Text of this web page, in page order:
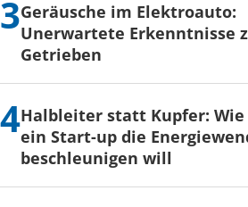
Geräusche im Elektroauto:
Unerwartete Erkenntnisse
Getrieben
Halbleiter statt Kupfer: Wie
ein Start-up die
beschleunigen will